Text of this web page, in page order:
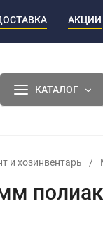
АКЦИИ
КАТАЛОГ
и хозинвентарь /